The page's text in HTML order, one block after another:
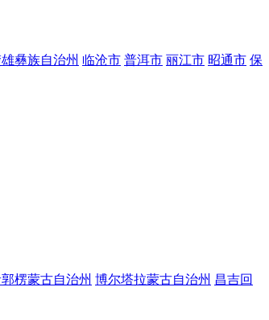
彝族自治州 临沧市 普洱市 丽江市 昭通市 保
楞蒙古自治州 博尔塔拉蒙古自治州 昌吉回